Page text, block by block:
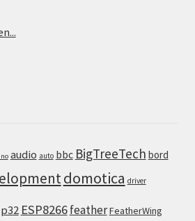
audio auto bbc BigTreeTech bord
domotica driver
ESP8266featherFeatherWing